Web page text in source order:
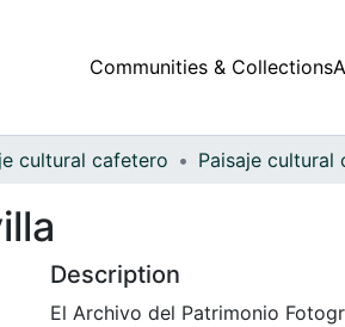
Communities & Collections
cultural cafetero Paisaje cultural
Description
El Archivo del Patrimonio